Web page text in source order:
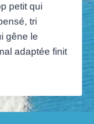
petit qui
tri
gêne le
adaptée finit